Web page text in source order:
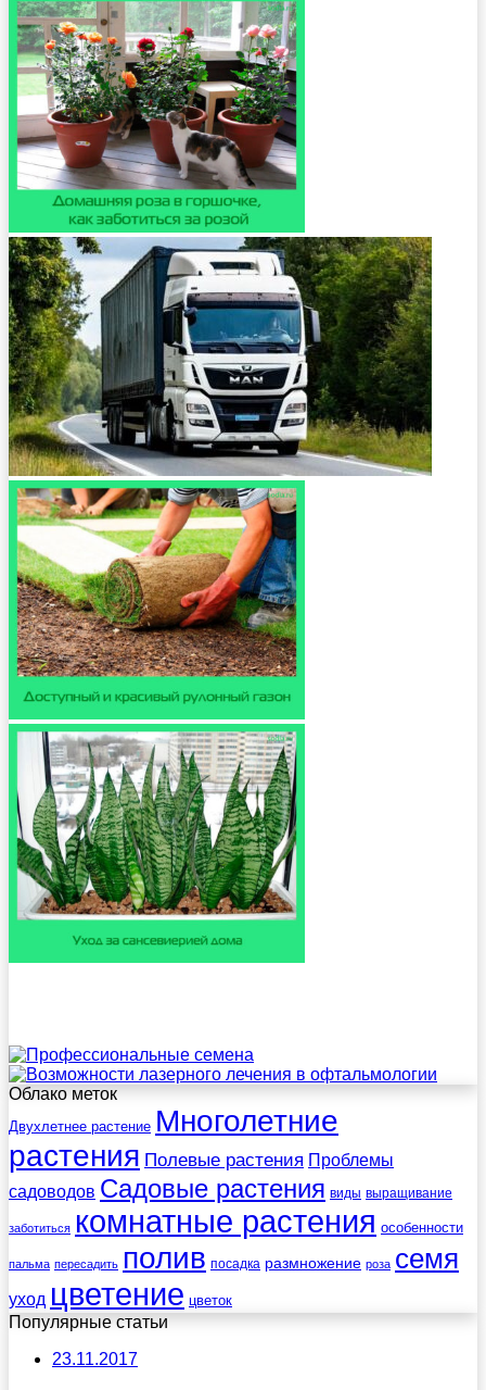
Облако меток
Двухлетнее растение Многолетние
растения Полевые растения Проблемы
садоводов Садовые растения виды выращивание
заботиться комнатные растения особенности
пальма пересадить полив посадка размножение роза семя
уход цветение цветок
Популярные статьи
23.11.2017